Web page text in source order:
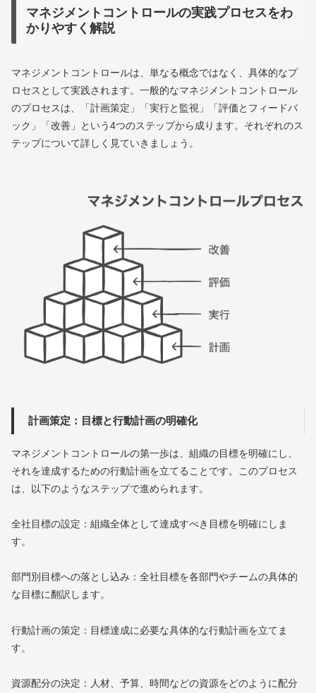
マネジメントコントロールの実践プロセスをわ
かりやすく解説
マネジメントコントロールは、単なる概念ではなく、具体的なプ
ロセスとして実践されます。一般的なマネジメントコントロール
のプロセスは、「計画策定」「実行と監視」「評価とフィードバ
ック」「改善」という4つのステップから成ります。それぞれのス
テップについて詳しく見ていきましょう。
計画策定：目標と行動計画の明確化
マネジメントコントロールの第一歩は、組織の目標を明確にし、
それを達成するための行動計画を立てることです。このプロセス
は、以下のようなステップで進められます。
全社目標の設定：組織全体として達成すべき目標を明確にしま
す。
部門別目標への落とし込み：全社目標を各部門やチームの具体的
な目標に翻訳します。
行動計画の策定：目標達成に必要な具体的な行動計画を立てま
す。
資源配分の決定：人材、予算、時間などの資源をどのように配分